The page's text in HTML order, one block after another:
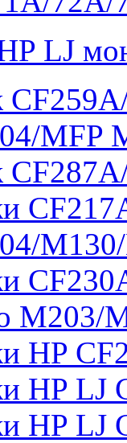
LJ
MFP
M203/
HP
HP LJ
HP LJ